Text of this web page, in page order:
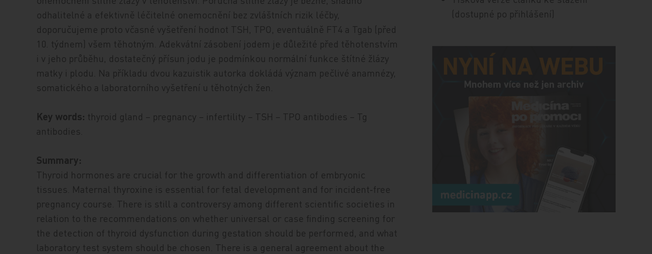
odhalitelné a efektivně léčitelné onemocnění bez zvláštních rizik léčby,
doporučujeme proto včasné vyšetření hodnot TSH, TPO, eventuálně FT4 a Tgab (před
10. týdnem) všem těhotným. Adekvátní zásobení jodem je důležité před těhotenstvím
i v jeho průběhu, dostatečný přísun jodu je podmínkou normální funkce štítné žlázy
matky i plodu. Na příkladu dvou kazuistik autorka dokládá význam pečlivé anamnézy,
somatického a laboratorního vyšetření u těhotných žen.
Key words: thyroid gland – pregnancy – infertility – TSH – TPO antibodies – Tg
antibodies.
Summary:
Thyroid hormones are crucial for the growth and differentiation of embryonic
tissues. Maternal thyroxine is essential for fetal development and for incident‑free
pregnancy course. There is still a controversy among different scientific societies in
relation to the recommendations on whether universal or case finding screening for
the detection of thyroid dysfunction during gestation should be performed, and what
laboratory test system should be chosen. There is a general agreement about the
(dostupné po přihlášení)